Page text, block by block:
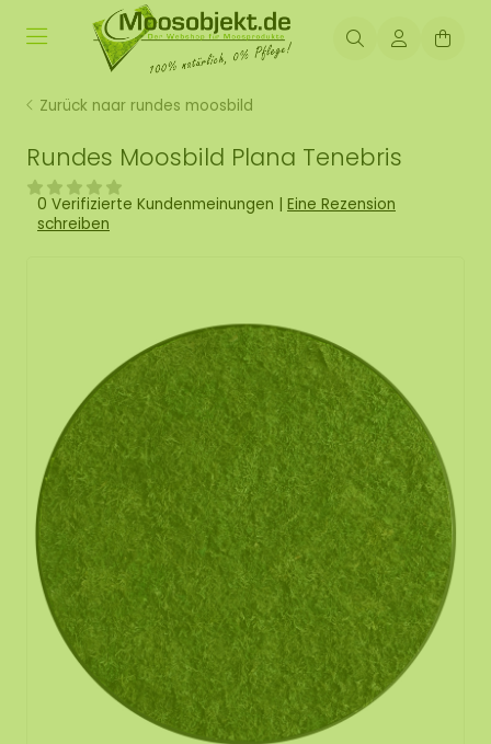
Zurück naar rundes moosbild
Rundes Moosbild Plana Tenebris
0 Verifizierte Kundenmeinungen | Eine Rezension
schreiben